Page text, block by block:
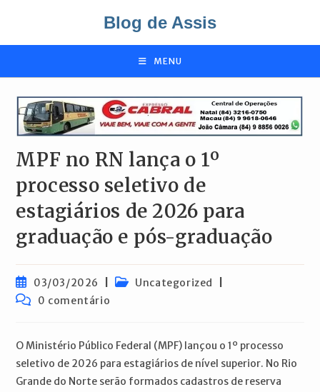
o
Blog de Assis
MENU
MPF no RN lança o 1º
processo seletivo de
estagiários de 2026 para
graduação e pós-graduação
Post
publicado:
03/03/2026
Categoria
Uncategorized
Comentários
0 comentário
O Ministério Público Federal (MPF) lançou o 1º processo
seletivo de 2026 para estagiários de nível superior. No Rio
Grande do Norte serão formados cadastros de reserva